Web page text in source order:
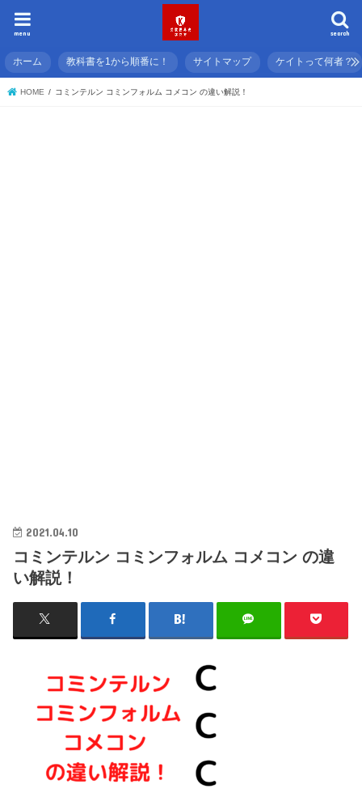
search
menu
ホーム 教科書を1から順番に！ サイトマップ ケイトって何者？
HOME コミンテルン コミンフォルム コメコン の違い解説！
2021.04.10
コミンテルン コミンフォルム コメコン の違
い解説！